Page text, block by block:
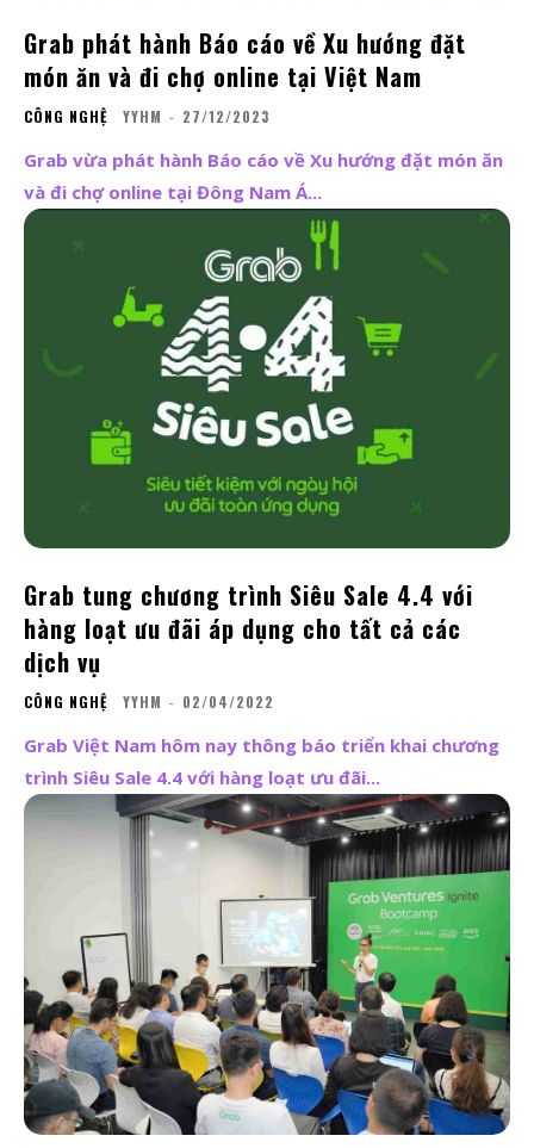
Grab phát hành Báo cáo về Xu hướng đặt
món ăn và đi chợ online tại Việt Nam
CÔNG NGHỆ YYHM - 27/12/2023
Grab vừa phát hành Báo cáo về Xu hướng đặt món ăn
và đi chợ online tại Đông Nam Á...
Grab tung chương trình Siêu Sale 4.4 với
hàng loạt ưu đãi áp dụng cho tất cả các
dịch vụ
CÔNG NGHỆ YYHM - 02/04/2022
Grab Việt Nam hôm nay thông báo triển khai chương
trình Siêu Sale 4.4 với hàng loạt ưu đãi...